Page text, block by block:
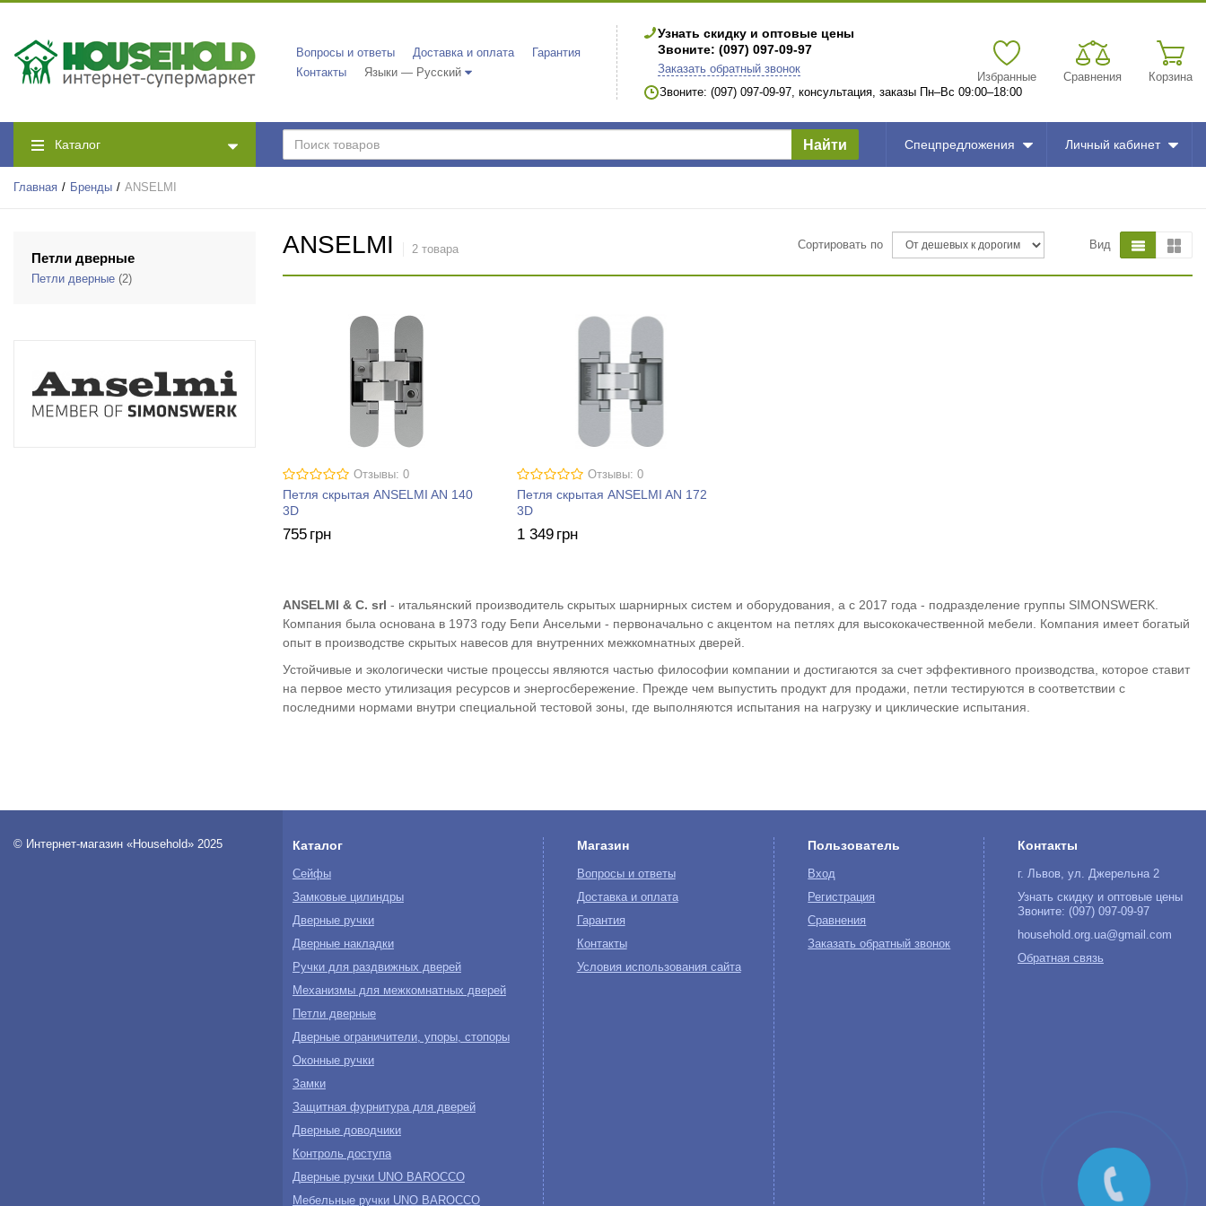
Вопросы и ответы Доставка и оплата
Гарантия
Контакты
Языки — Русский
Узнать скидку и оптовые цены
Звоните: (097) 097-09-97
Заказать обратный звонок
Звоните: (097) 097-09-97, консультация, заказы Пн–Вс 09:00–18:00
Избранные Сравнения Корзина
Каталог Найти Спецпредложения Личный кабинет
Главная Бренды ANSELMI
Петли дверные
Петли дверные (2)
ANSELMI 2 товара Сортировать по Вид
Отзывы: 0
Петля скрытая ANSELMI AN 140
3D
755 грн
Отзывы: 0
Петля скрытая ANSELMI AN 172
3D
1 349 грн
ANSELMI & C. srl - итальянский производитель скрытых шарнирных систем и оборудования, а с 2017 года - подразделение группы SIMONSWERK.
Компания была основана в 1973 году Бепи Ансельми - первоначально с акцентом на петлях для высококачественной мебели. Компания имеет богатый
опыт в производстве скрытых навесов для внутренних межкомнатных дверей.
Устойчивые и экологически чистые процессы являются частью философии компании и достигаются за счет эффективного производства, которое ставит
на первое место утилизация ресурсов и энергосбережение. Прежде чем выпустить продукт для продажи, петли тестируются в соответствии с
последними нормами внутри специальной тестовой зоны, где выполняются испытания на нагрузку и циклические испытания.
© Интернет-магазин «Household» 2025 Каталог
Сейфы
Замковые цилиндры
Дверные ручки
Дверные накладки
Ручки для раздвижных дверей
Механизмы для межкомнатных дверей
Петли дверные
Дверные ограничители, упоры, стопоры
Оконные ручки
Замки
Защитная фурнитура для дверей
Дверные доводчики
Контроль доступа
Дверные ручки UNO BAROCCO
Мебельные ручки UNO BAROCCO
Магазин
Вопросы и ответы
Доставка и оплата
Гарантия
Контакты
Условия использования сайта
Пользователь
Вход
Регистрация
Сравнения
Заказать обратный звонок
Контакты
г. Львов, ул. Джерельна 2
Узнать скидку и оптовые цены
Звоните: (097) 097-09-97
household.org.ua@gmail.com
Обратная связь